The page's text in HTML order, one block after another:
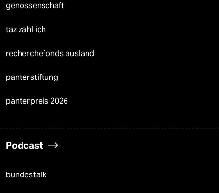
genossenschaft
taz zahl ich
recherchefonds ausland
panterstiftung
panterpreis 2026
Podcast
bundestalk